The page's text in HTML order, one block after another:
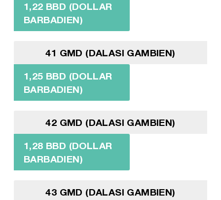
1,22 BBD (DOLLAR
BARBADIEN)
41 GMD (DALASI GAMBIEN)
1,25 BBD (DOLLAR
BARBADIEN)
42 GMD (DALASI GAMBIEN)
1,28 BBD (DOLLAR
BARBADIEN)
43 GMD (DALASI GAMBIEN)